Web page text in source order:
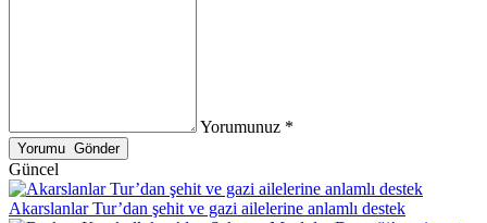
Yorumunuz *
Güncel
Akarslanlar Tur’dan şehit ve gazi ailelerine anlamlı destek